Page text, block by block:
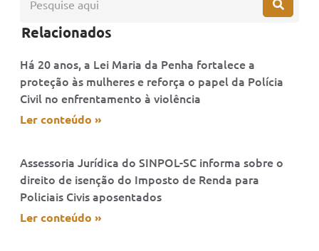
Relacionados
Há 20 anos, a Lei Maria da Penha fortalece a
proteção às mulheres e reforça o papel da Polícia
Civil no enfrentamento à violência
Ler conteúdo »
Assessoria Jurídica do SINPOL-SC informa sobre o
direito de isenção do Imposto de Renda para
Policiais Civis aposentados
Ler conteúdo »